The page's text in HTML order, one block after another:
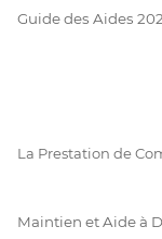
Guide des Aides
La Prestation de
Maintien et Aide à